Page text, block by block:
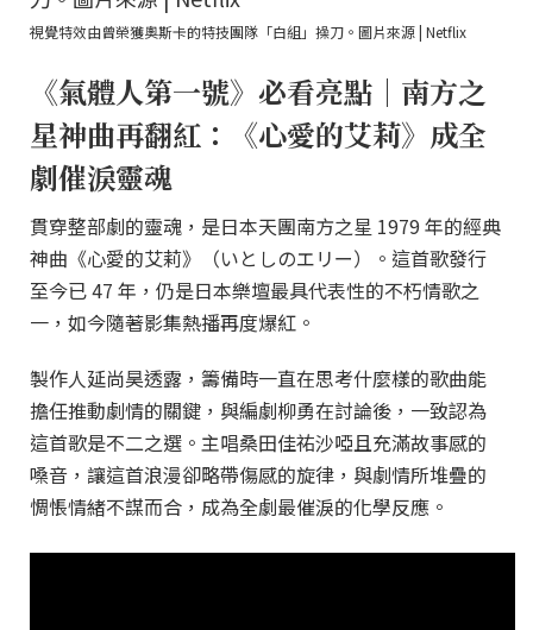
視覺特效由曾榮獲奧斯卡的特技團隊「白組」操刀。圖片來源 | Netflix
《氣體人第一號》必看亮點｜南方之
星神曲再翻紅：《心愛的艾莉》成全
劇催淚靈魂
貫穿整部劇的靈魂，是日本天團南方之星 1979 年的經典
神曲《心愛的艾莉》（いとしのエリー）。這首歌發行
至今已 47 年，仍是日本樂壇最具代表性的不朽情歌之
一，如今隨著影集熱播再度爆紅。
製作人延尚昊透露，籌備時一直在思考什麼樣的歌曲能
擔任推動劇情的關鍵，與編劇柳勇在討論後，一致認為
這首歌是不二之選。主唱桑田佳祐沙啞且充滿故事感的
嗓音，讓這首浪漫卻略帶傷感的旋律，與劇情所堆疊的
惆悵情緒不謀而合，成為全劇最催淚的化學反應。